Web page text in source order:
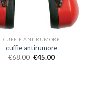
CUFFIE ANTIRUMORE
cuffie antirumore
€68.00 €45.00